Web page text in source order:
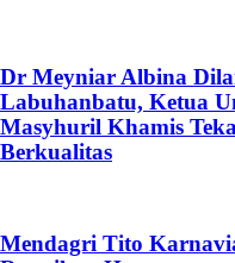
Dr Meyniar Albina
Labuhanbatu, Ketua
Masyhuril Khamis
Berkualitas
Mendagri Tito